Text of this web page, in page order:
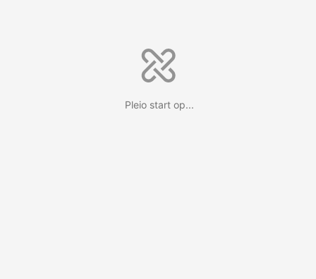
Pleio start op...